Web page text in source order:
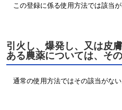
この登録に係る使用方法では該当が
引火し、爆発し、又は皮
ある農薬については、そ
通常の使用方法ではその該当がない